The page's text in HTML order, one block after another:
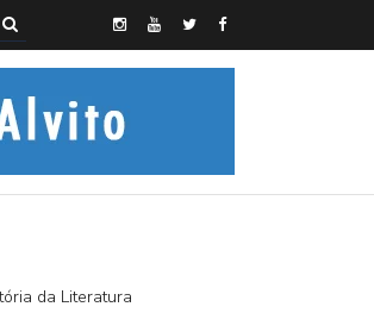
SIM SENHOR
da Literatura